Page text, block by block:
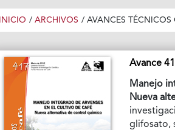
INICIO / ARCHIVOS / AVANCES TÉCNICOS
Avance
Manejo
Nueva
glifosato,